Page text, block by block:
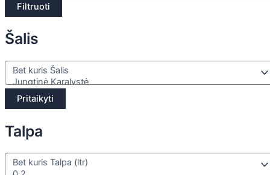
Filtruoti
Šalis
Pritaikyti
Talpa